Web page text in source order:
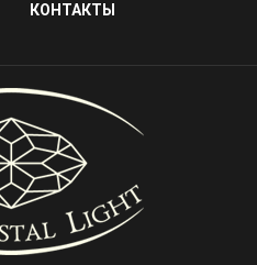
КОНТАКТЫ